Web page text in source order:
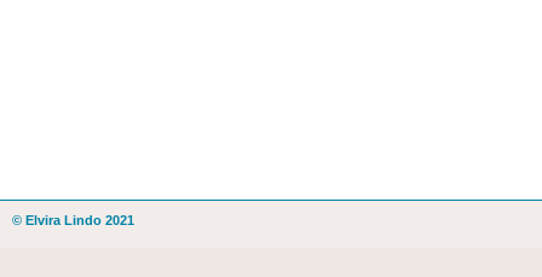
© Elvira Lindo 2021